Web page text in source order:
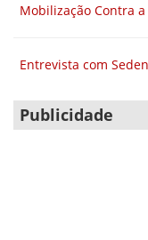
Mobilização Contra
Entrevista com
Publicidade